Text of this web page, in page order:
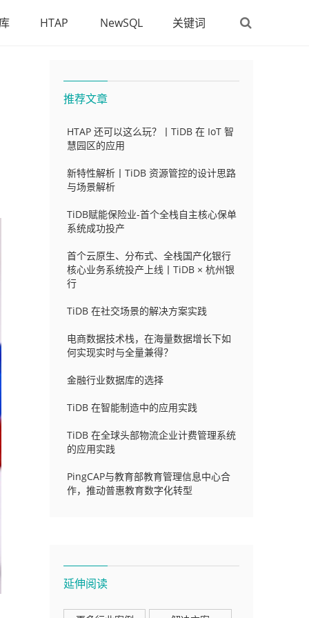
HTAP NewSQL 关键词
推荐文章
HTAP 还可以这么玩？丨TiDB 在 IoT 智
慧园区的应用
新特性解析丨TiDB 资源管控的设计思路
与场景解析
TiDB赋能保险业-首个全栈自主核心保单
系统成功投产
首个云原生、分布式、全栈国产化银行
核心业务系统投产上线丨TiDB × 杭州银
行
TiDB 在社交场景的解决方案实践
电商数据技术栈，在海量数据增长下如
何实现实时与全量兼得？
金融行业数据库的选择
TiDB 在智能制造中的应用实践
TiDB 在全球头部物流企业计费管理系统
的应用实践
PingCAP与教育部教育管理信息中心合
作，推动普惠教育数字化转型
延伸阅读